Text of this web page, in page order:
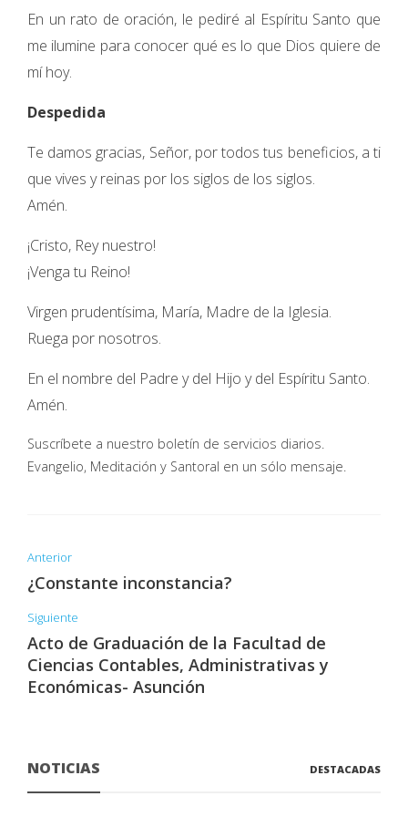
En un rato de oración, le pediré al Espíritu Santo que
me ilumine para conocer qué es lo que Dios quiere de
mí hoy.
Despedida
Te damos gracias, Señor, por todos tus beneficios, a ti
que vives y reinas por los siglos de los siglos.
Amén.
¡Cristo, Rey nuestro!
¡Venga tu Reino!
Virgen prudentísima, María, Madre de la Iglesia.
Ruega por nosotros.
En el nombre del Padre y del Hijo y del Espíritu Santo.
Amén.
Suscríbete a nuestro boletín de servicios diarios.
Evangelio, Meditación y Santoral en un sólo mensaje.
Anterior
¿Constante inconstancia?
Siguiente
Acto de Graduación de la Facultad de
Ciencias Contables, Administrativas y
Económicas- Asunción
NOTICIAS DESTACADAS